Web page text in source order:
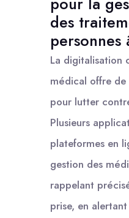
des
personnes
La digitalisation
médical offre
pour lutter
Plusieurs
plateformes en
gestion des
rappelant
prise, en